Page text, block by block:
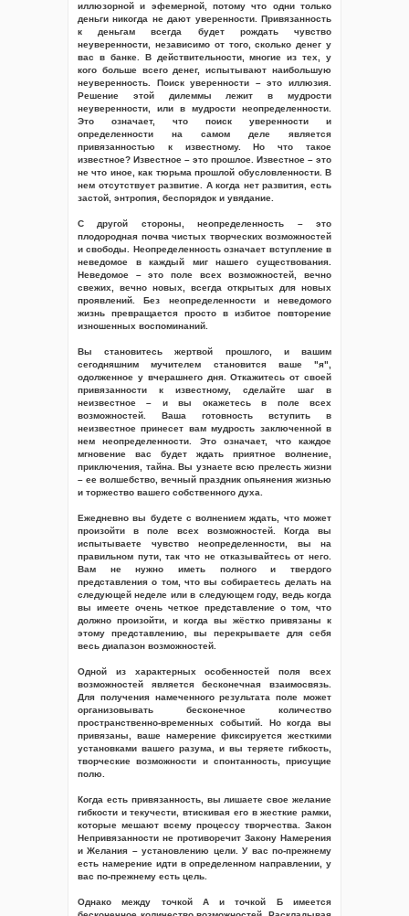
иллюзорной и эфемерной, потому что одни только
деньги никогда не дают уверенности. Привязанность
к деньгам всегда будет рождать чувство
неуверенности, независимо от того, сколько денег у
вас в банке. В действительности, многие из тех, у
кого больше всего денег, испытывают наибольшую
неуверенность. Поиск уверенности – это иллюзия.
Решение этой дилеммы лежит в мудрости
неуверенности, или в мудрости неопределенности.
Это означает, что поиск уверенности и
определенности на самом деле является
привязанностью к известному. Но что такое
известное? Известное – это прошлое. Известное – это
не что иное, как тюрьма прошлой обусловленности. В
нем отсутствует развитие. А когда нет развития, есть
застой, энтропия, беспорядок и увядание.
С другой стороны, неопределенность – это
плодородная почва чистых творческих возможностей
и свободы. Неопределенность означает вступление в
неведомое в каждый миг нашего существования.
Неведомое – это поле всех возможностей, вечно
свежих, вечно новых, всегда открытых для новых
проявлений. Без неопределенности и неведомого
жизнь превращается просто в избитое повторение
изношенных воспоминаний.
Вы становитесь жертвой прошлого, и вашим
сегодняшним мучителем становится ваше "я",
одолженное у вчерашнего дня. Откажитесь от своей
привязанности к известному, сделайте шаг в
неизвестное – и вы окажетесь в поле всех
возможностей. Ваша готовность вступить в
неизвестное принесет вам мудрость заключенной в
нем неопределенности. Это означает, что каждое
мгновение вас будет ждать приятное волнение,
приключения, тайна. Вы узнаете всю прелесть жизни
– ее волшебство, вечный праздник опьянения жизнью
и торжество вашего собственного духа.
Ежедневно вы будете с волнением ждать, что может
произойти в поле всех возможностей. Когда вы
испытываете чувство неопределенности, вы на
правильном пути, так что не отказывайтесь от него.
Вам не нужно иметь полного и твердого
представления о том, что вы собираетесь делать на
следующей неделе или в следующем году, ведь когда
вы имеете очень четкое представление о том, что
должно произойти, и когда вы жёстко привязаны к
этому представлению, вы перекрываете для себя
весь диапазон возможностей.
Одной из характерных особенностей поля всех
возможностей является бесконечная взаимосвязь.
Для получения намеченного результата поле может
организовывать бесконечное количество
пространственно-временных событий. Но когда вы
привязаны, ваше намерение фиксируется жесткими
установками вашего разума, и вы теряете гибкость,
творческие возможности и спонтанность, присущие
полю.
Когда есть привязанность, вы лишаете свое желание
гибкости и текучести, втискивая его в жесткие рамки,
которые мешают всему процессу творчества. Закон
Непривязанности не противоречит Закону Намерения
и Желания – установлению цели. У вас по-прежнему
есть намерение идти в определенном направлении, у
вас по-прежнему есть цель.
Однако между точкой А и точкой Б имеется